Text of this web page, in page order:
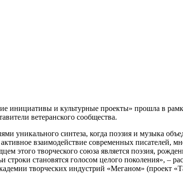
инициативы и культурные проекты» прошла в
ветеранского сообщества.
уникального синтеза, когда поэзия и музыка
взаимодействие современных писателей,
этого творческого союза является поэзия,
строки становятся голосом целого поколения»,
творческих индустрий «Меганом» (проект